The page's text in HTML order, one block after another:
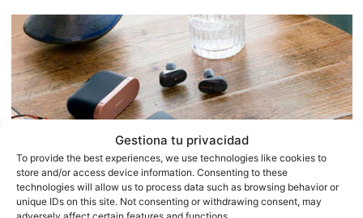
Gestiona tu privacidad
To provide the best experiences, we use technologies like cookies to
store and/or access device information. Consenting to these
technologies will allow us to process data such as browsing behavior or
unique IDs on this site. Not consenting or withdrawing consent, may